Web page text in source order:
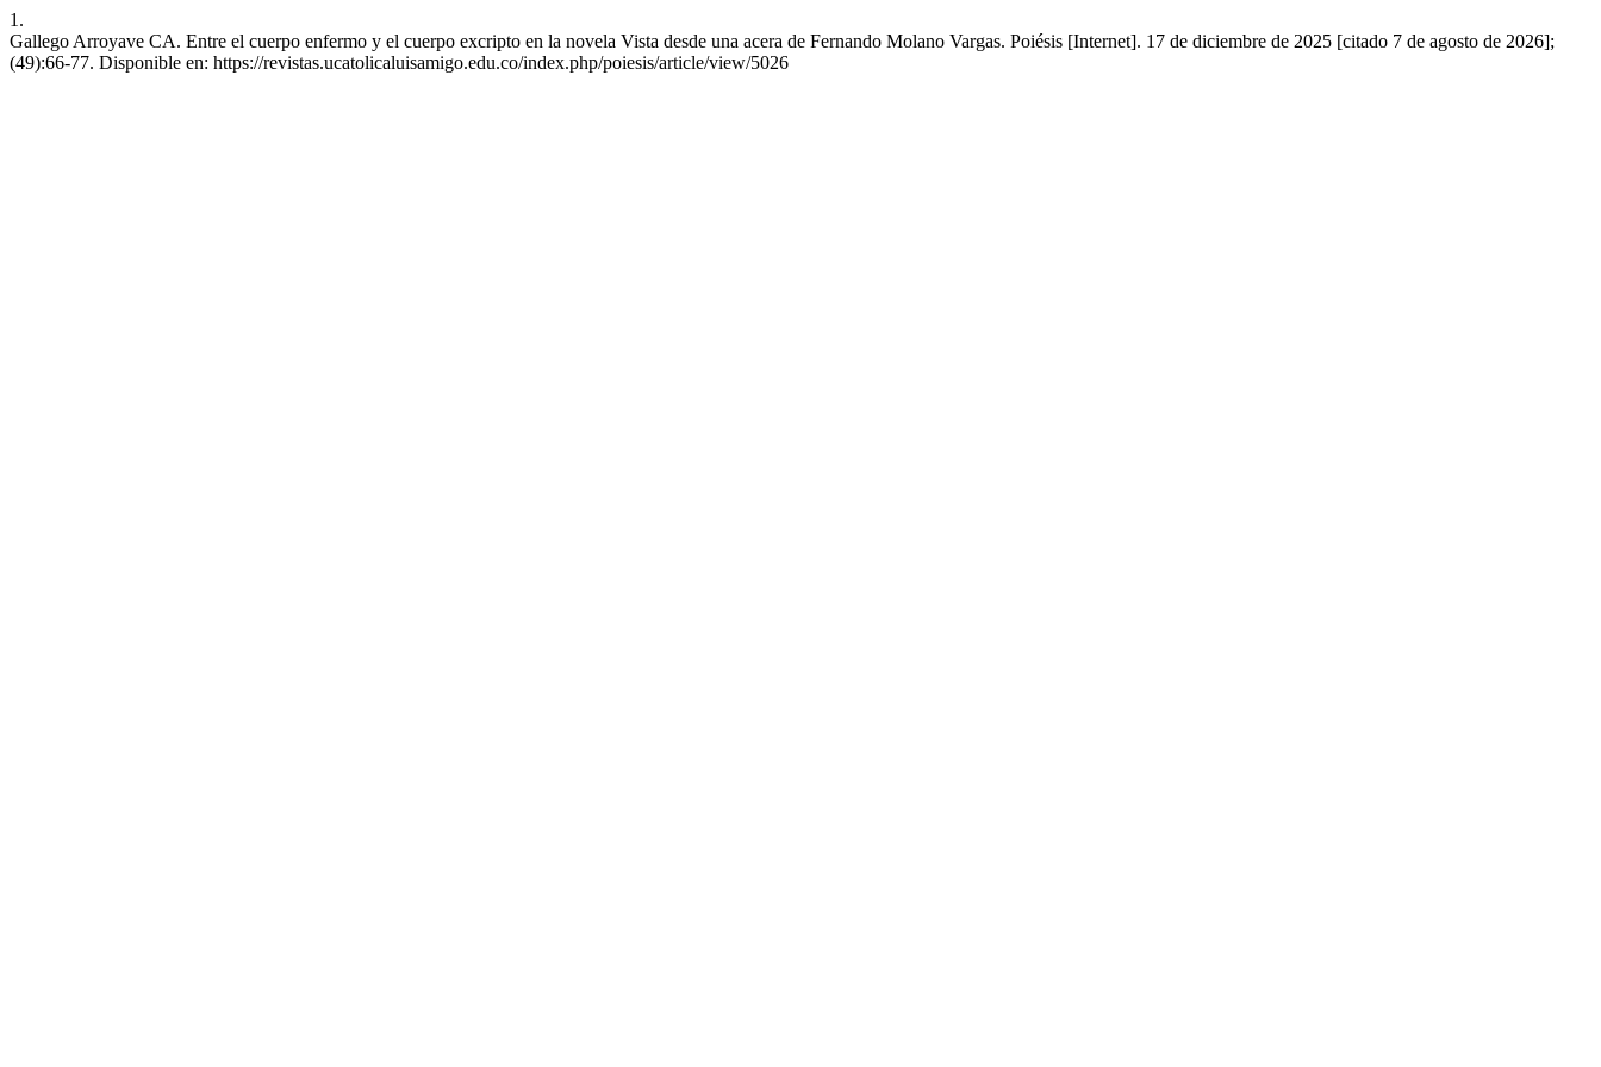
1.
Gallego Arroyave CA. Entre el cuerpo enfermo y el cuerpo excripto en la novela Vista desde una acera de Fernando Molano Vargas. Poiésis [Internet]. 17 de diciembre de 2025 [citado 7 de agosto de 2026];
(49):66-77. Disponible en: https://revistas.ucatolicaluisamigo.edu.co/index.php/poiesis/article/view/5026